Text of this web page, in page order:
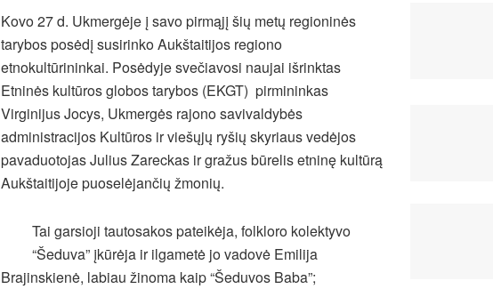
Kovo 27 d. Ukmergėje į savo pirmąjį šių metų regioninės
tarybos posėdį susirinko Aukštaitijos regiono
etnokultūrininkai. Posėdyje svečiavosi naujai išrinktas
Etninės kultūros globos tarybos (EKGT) pirmininkas
Virginijus Jocys, Ukmergės rajono savivaldybės
administracijos Kultūros ir viešųjų ryšių skyriaus vedėjos
pavaduotojas Julius Zareckas ir gražus būrelis etninę kultūrą
Aukštaitijoje puoselėjančių žmonių.
Tai garsioji tautosakos pateikėja, folkloro kolektyvo
“Šeduva” įkūrėja ir ilgametė jo vadovė Emilija
Brajinskienė, labiau žinoma kaip “Šeduvos Baba”;